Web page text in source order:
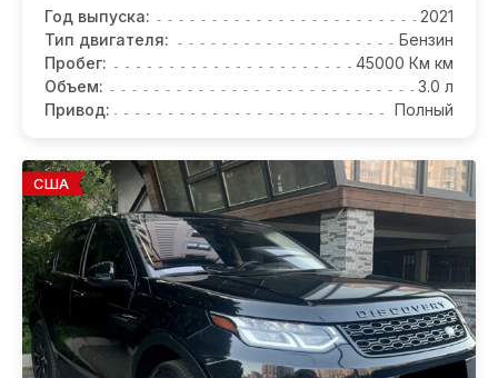
Год выпуска:
2021
Тип двигателя:
Бензин
Пробег:
45000 Км км
Объем:
3.0 л
Привод:
Полный
США